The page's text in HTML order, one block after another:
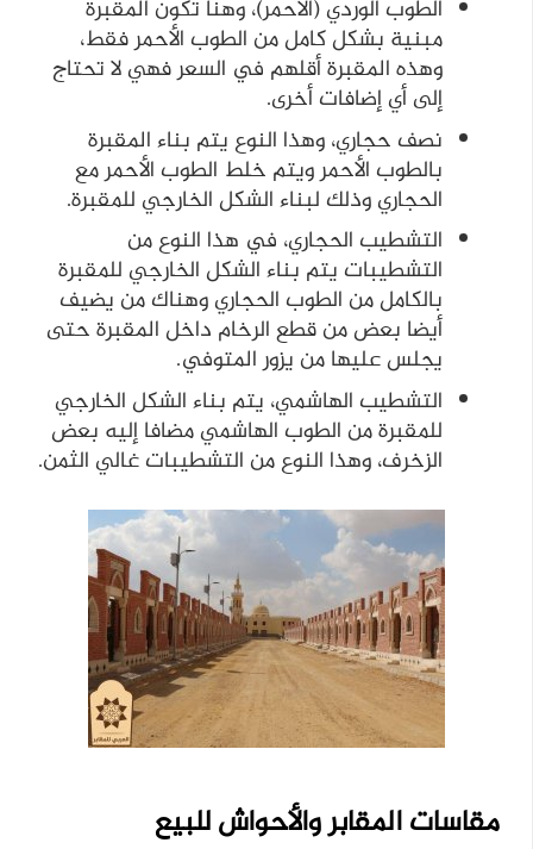
الطوب الوردي (الاحمر)، وهنا تكون المقبرة
مبنية بشكل كامل من الطوب الأحمر فقط،
وهذه المقبرة أقلهم في السعر فهي لا تحتاج
إلى أي إضافات أخرى.
نصف حجاري، وهذا النوع يتم بناء المقبرة
بالطوب الأحمر ويتم خلط الطوب الأحمر مع
الحجاري وذلك لبناء الشكل الخارجي للمقبرة.
التشطيب الحجاري، في هذا النوع من
التشطيبات يتم بناء الشكل الخارجي للمقبرة
بالكامل من الطوب الحجاري وهناك من يضيف
أيضا بعض من قطع الرخام داخل المقبرة حتى
يجلس عليها من يزور المتوفي.
التشطيب الهاشمي، يتم بناء الشكل الخارجي
للمقبرة من الطوب الهاشمي مضافا إليه بعض
الزخرف، وهذا النوع من التشطيبات غالي الثمن.
مقاسات المقابر والأحواش للبيع